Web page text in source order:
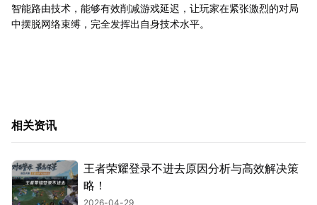
智能路由技术，能够有效削减游戏延迟，让玩家在紧张激烈的对局
中摆脱网络束缚，完全发挥出自身技术水平。
相关资讯
王者荣耀登录不进去原因分析与高效解决策
略！
2026-04-29